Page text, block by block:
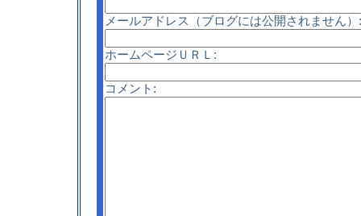
メールアドレス（ブログには公開されません）:
ホームページＵＲＬ:
コメント: